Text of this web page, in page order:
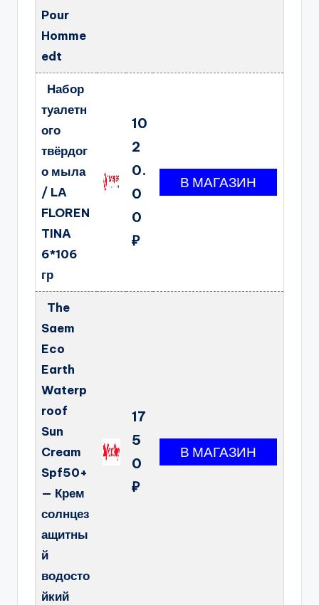
Pour
Homme
edt
Набор
туалетн
ого
твёрдог
о мыла
/ LA
FLOREN
TINA
6*106
гр
10
2
0.
0
0
₽
The
Saem
Eco
Earth
Waterp
roof
Sun
Cream
Spf50+
— Крем
солнцез
ащитны
й
водосто
йкий
17
5
0
₽